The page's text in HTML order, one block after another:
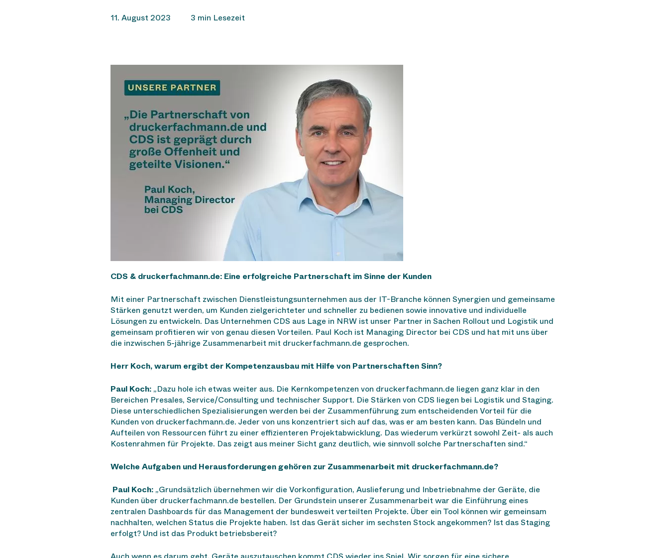
Hit enter to search or ESC to close
11. August 2023 3 min Lesezeit
CDS & druckerfachmann.de: Eine erfolgreiche Partnerschaft im Sinne der Kunden
Mit einer Partnerschaft zwischen Dienstleistungsunternehmen aus der IT-Branche können Synergien und gemeinsame
Stärken genutzt werden, um Kunden zielgerichteter und schneller zu bedienen sowie innovative und individuelle
Lösungen zu entwickeln. Das Unternehmen CDS aus Lage in NRW ist unser Partner in Sachen Rollout und Logistik und
gemeinsam profitieren wir von genau diesen Vorteilen. Paul Koch ist Managing Director bei CDS und hat mit uns über
die inzwischen 5-jährige Zusammenarbeit mit druckerfachmann.de gesprochen.
Herr Koch, warum ergibt der Kompetenzausbau mit Hilfe von Partnerschaften Sinn?
Paul Koch: „Dazu hole ich etwas weiter aus. Die Kernkompetenzen von druckerfachmann.de liegen ganz klar in den
Bereichen Presales, Service/Consulting und technischer Support. Die Stärken von CDS liegen bei Logistik und Staging.
Diese unterschiedlichen Spezialisierungen werden bei der Zusammenführung zum entscheidenden Vorteil für die
Kunden von druckerfachmann.de. Jeder von uns konzentriert sich auf das, was er am besten kann. Das Bündeln und
Aufteilen von Ressourcen führt zu einer effizienteren Projektabwicklung. Das wiederum verkürzt sowohl Zeit- als auch
Kostenrahmen für Projekte. Das zeigt aus meiner Sicht ganz deutlich, wie sinnvoll solche Partnerschaften sind.“
Welche Aufgaben und Herausforderungen gehören zur Zusammenarbeit mit druckerfachmann.de?
Paul Koch: „Grundsätzlich übernehmen wir die Vorkonfiguration, Auslieferung und Inbetriebnahme der Geräte, die
Kunden über druckerfachmann.de bestellen. Der Grundstein unserer Zusammenarbeit war die Einführung eines
zentralen Dashboards für das Management der bundesweit verteilten Projekte. Über ein Tool können wir gemeinsam
nachhalten, welchen Status die Projekte haben. Ist das Gerät sicher im sechsten Stock angekommen? Ist das Staging
erfolgt? Und ist das Produkt betriebsbereit?